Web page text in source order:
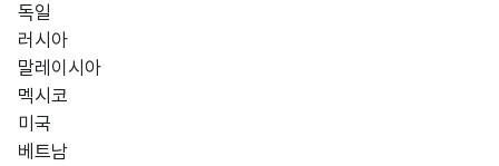
독일
러시아
말레이시아
멕시코
미국
베트남